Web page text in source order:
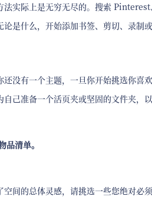
法实际上是无穷无尽的。搜索
论是什么，开始添加书签、剪切、录制
还没有一个主题，一旦你开始挑选你喜
自己准备一个活页夹或坚固的文件夹，
品清单。
空间的总体灵感，请挑选一些您绝对必